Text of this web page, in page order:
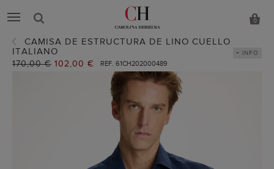
0
CAMISA DE ESTRUCTURA DE LINO CUELLO
ITALIANO
Precio
170,00 € Precio
102,00 € REF. 61CH202000489
+ INFO